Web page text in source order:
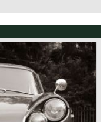
by the French
fit her sports cars
engines. The rear
Torqueflite
limited slip
bodywork again. The
model 68 units were
II was build in a
1965. The Mk III
the years 1965 and
24